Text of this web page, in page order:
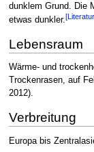
dunklem Grund. Die
etwas dunkler.
Lebensraum
Wärme- und
Trockenrasen, auf
2012).
Verbreitung
Europa bis